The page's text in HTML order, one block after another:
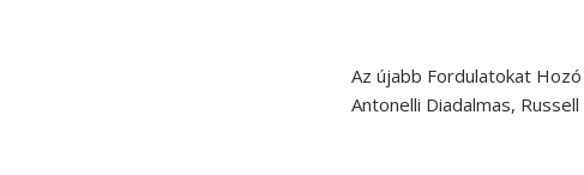
Az újabb Fordulatokat
Antonelli Diadalmas,